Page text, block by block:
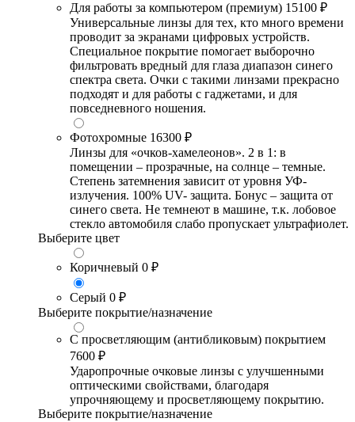
Для работы за компьютером (премиум) 15100 ₽
Универсальные линзы для тех, кто много времени
проводит за экранами цифровых устройств.
Специальное покрытие помогает выборочно
фильтровать вредный для глаза диапазон синего
спектра света. Очки с такими линзами прекрасно
подходят и для работы с гаджетами, и для
повседневного ношения.
Фотохромные 16300 ₽
Линзы для «очков-хамелеонов». 2 в 1: в
помещении – прозрачные, на солнце – темные.
Степень затемнения зависит от уровня УФ-
излучения. 100% UV- защита. Бонус – защита от
синего света. Не темнеют в машине, т.к. лобовое
стекло автомобиля слабо пропускает ультрафиолет.
Выберите цвет
Коричневый 0 ₽
Серый 0 ₽
Выберите покрытие/назначение
С просветляющим (антибликовым) покрытием
7600 ₽
Ударопрочные очковые линзы с улучшенными
оптическими свойствами, благодаря
упрочняющему и просветляющему покрытию.
Выберите покрытие/назначение